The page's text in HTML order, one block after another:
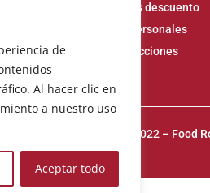
de
Al hacer clic en
a nuestro uso
Aceptar todo
Cupones descuento
Datos personales
Mis direcciones
© 2022 – Food